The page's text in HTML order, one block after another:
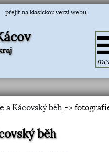
přejít na klasickou verzi webu
a Kácovský běh ->
běh